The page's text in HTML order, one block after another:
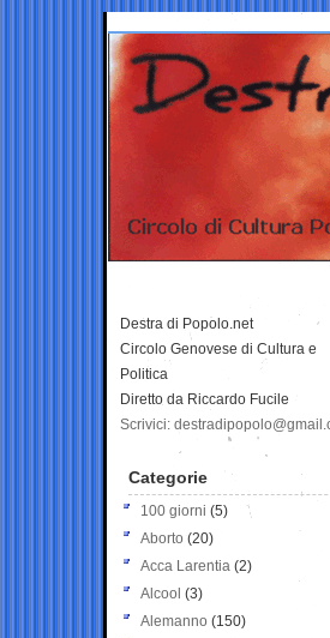
Destra di Popolo.net
Circolo Genovese di Cultura e
Politica
Diretto da Riccardo Fucile
Scrivici:
Categorie
100 giorni (5)
Aborto (20)
Acca Larentia (2)
Alcool (3)
Alemanno (150)